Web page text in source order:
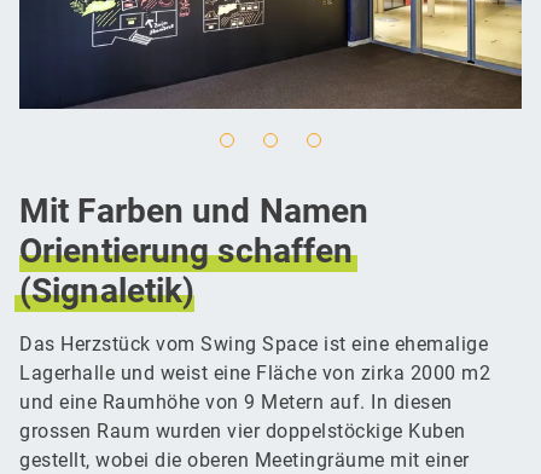
Mit Farben und Namen
Orientierung schaffen
(Signaletik)
Das Herzstück vom Swing Space ist eine ehemalige
Lagerhalle und weist eine Fläche von zirka 2000 m2
und eine Raumhöhe von 9 Metern auf. In diesen
grossen Raum wurden vier doppelstöckige Kuben
gestellt, wobei die oberen Meetingräume mit einer